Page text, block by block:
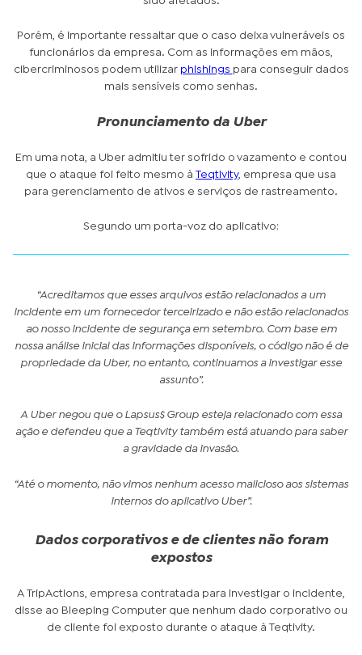
Porém, é importante ressaltar que o caso deixa vulneráveis os
funcionários da empresa. Com as informações em mãos,
cibercriminosos podem utilizar phishings para conseguir dados
mais sensíveis como senhas.
Pronunciamento da Uber
Em uma nota, a Uber admitiu ter sofrido o vazamento e contou
que o ataque foi feito mesmo à Teqtivity, empresa que usa
para gerenciamento de ativos e serviços de rastreamento.
Segundo um porta-voz do aplicativo:
“Acreditamos que esses arquivos estão relacionados a um
incidente em um fornecedor terceirizado e não estão relacionados
ao nosso incidente de segurança em setembro. Com base em
nossa análise inicial das informações disponíveis, o código não é de
propriedade da Uber, no entanto, continuamos a investigar esse
assunto”.
A Uber negou que o Lapsus$ Group esteja relacionado com essa
ação e defendeu que a Teqtivity também está atuando para saber
a gravidade da invasão.
“Até o momento, não vimos nenhum acesso malicioso aos sistemas
internos do aplicativo Uber”.
Dados corporativos e de clientes não foram
expostos
A TripActions, empresa contratada para investigar o incidente,
disse ao Bleeping Computer que nenhum dado corporativo ou
de cliente foi exposto durante o ataque à Teqtivity.